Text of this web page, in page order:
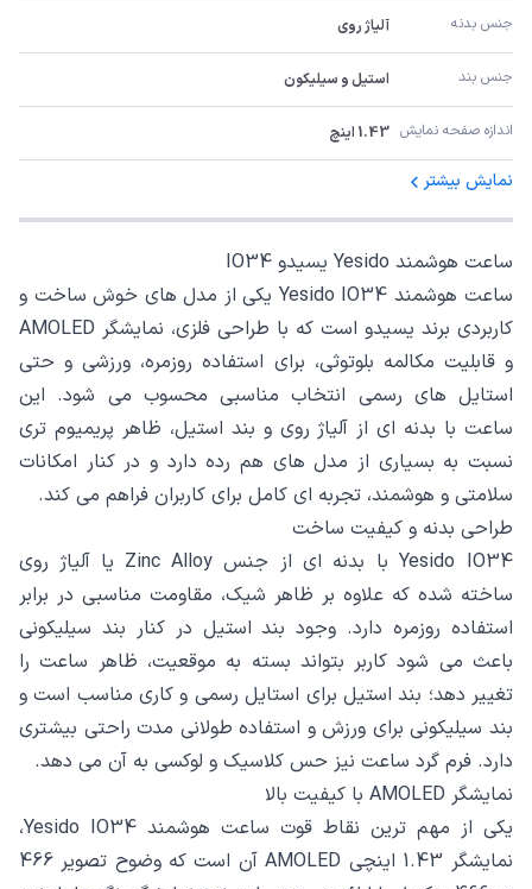
جنس بدنه آلیاژ روی
جنس بند استیل و سیلیکون
اندازه صفحه نمایش 1.43 اینچ
نمایش بیشتر
ساعت هوشمند Yesido یسیدو IO34
ساعت هوشمند Yesido IO34 یکی از مدل های خوش ساخت و
کاربردی برند یسیدو است که با طراحی فلزی، نمایشگر AMOLED
و قابلیت مکالمه بلوتوثی، برای استفاده روزمره، ورزشی و حتی
استایل های رسمی انتخاب مناسبی محسوب می شود. این
ساعت با بدنه ای از آلیاژ روی و بند استیل، ظاهر پریمیوم تری
نسبت به بسیاری از مدل های هم رده دارد و در کنار امکانات
سلامتی و هوشمند، تجربه ای کامل برای کاربران فراهم می کند.
طراحی بدنه و کیفیت ساخت
Yesido IO34 با بدنه ای از جنس Zinc Alloy یا آلیاژ روی
ساخته شده که علاوه بر ظاهر شیک، مقاومت مناسبی در برابر
استفاده روزمره دارد. وجود بند استیل در کنار بند سیلیکونی
باعث می شود کاربر بتواند بسته به موقعیت، ظاهر ساعت را
تغییر دهد؛ بند استیل برای استایل رسمی و کاری مناسب است و
بند سیلیکونی برای ورزش و استفاده طولانی مدت راحتی بیشتری
دارد. فرم گرد ساعت نیز حس کلاسیک و لوکسی به آن می دهد.
نمایشگر AMOLED با کیفیت بالا
یکی از مهم ترین نقاط قوت ساعت هوشمند Yesido IO34،
نمایشگر 1.43 اینچی AMOLED آن است که وضوح تصویر 466